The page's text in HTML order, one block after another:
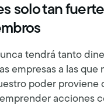
solo tan
tendrá tanto
empresas a las que
poder proviene
acciones